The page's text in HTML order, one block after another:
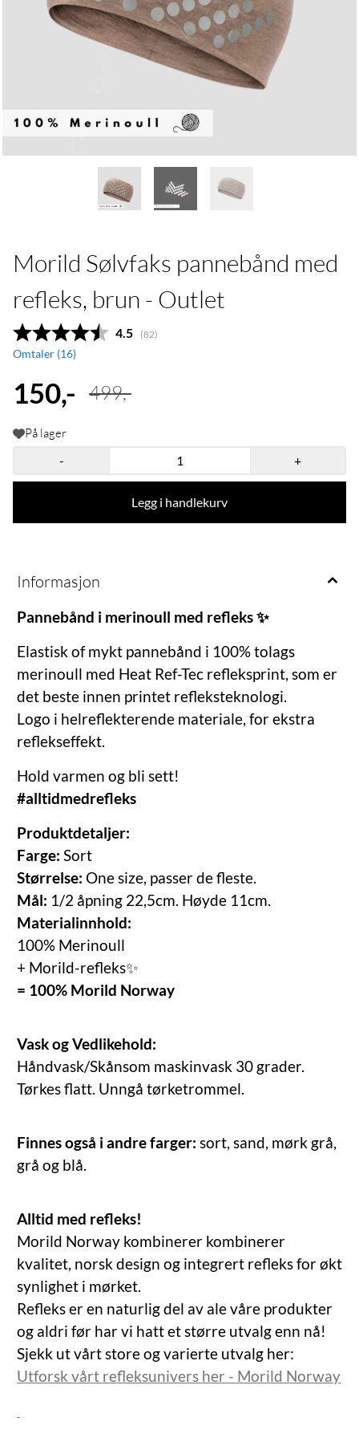
Morild Sølvfaks pannebånd med
refleks, brun - Outlet
Gjennomsnittskarakter:
4.5 (stemmer:
82)
Omtaler (16)
150,- 499,-
På lager
-
+
Legg i handlekurv
Informasjon
Pannebånd i merinoull med refleks ✨
Elastisk of mykt pannebånd i 100% tolags
merinoull med Heat Ref-Tec refleksprint, som er
det beste innen printet refleksteknologi.
Logo i helreflekterende materiale, for ekstra
reflekseffekt.
Hold varmen og bli sett!
#alltidmedrefleks
Produktdetaljer:
Farge: Sort
Størrelse: One size, passer de fleste.
Mål: 1/2 åpning 22,5cm. Høyde 11cm.
Materialinnhold:
100% Merinoull
+ Morild-refleks✨
= 100% Morild Norway
Vask og Vedlikehold:
Håndvask/Skånsom maskinvask 30 grader.
Tørkes flatt. Unngå tørketrommel.
Finnes også i andre farger: sort, sand, mørk grå,
grå og blå.
Alltid med refleks!
Morild Norway kombinerer kombinerer
kvalitet, norsk design og integrert refleks for økt
synlighet i mørket.
Refleks er en naturlig del av ale våre produkter
og aldri før har vi hatt et større utvalg enn nå!
Sjekk ut vårt store og varierte utvalg her:
Utforsk vårt refleksunivers her - Morild Norway